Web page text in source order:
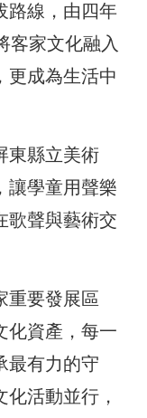
路線，由四年
客家文化融入
更成為生活中
東縣立美術
讓學童用聲樂
歌聲與藝術交
重要發展區
化資產，每一
最有力的守
活動並行，